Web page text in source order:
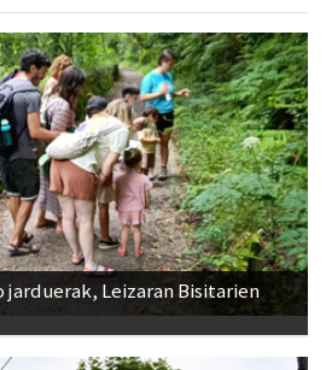
Leizaran Bisitarien